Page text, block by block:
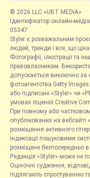
© 2026 LLC «UBT MEDIA»
Ідентифікатор онлайн-
05347
Styler є розважальним
людей, тренди і все, що
Фотографії, ілюстрації та
правовласникам.
допускається виключно за
фотоагентства Getty
або підписані «Styler» чи
умовах ліцензії Creative
При повному або
опублікованих на
розміщення активного
індексації пошуковими
розміщене безпосередньо в
Редакція «Styler» може не
Оціночні судження,
підлягають спростуванню